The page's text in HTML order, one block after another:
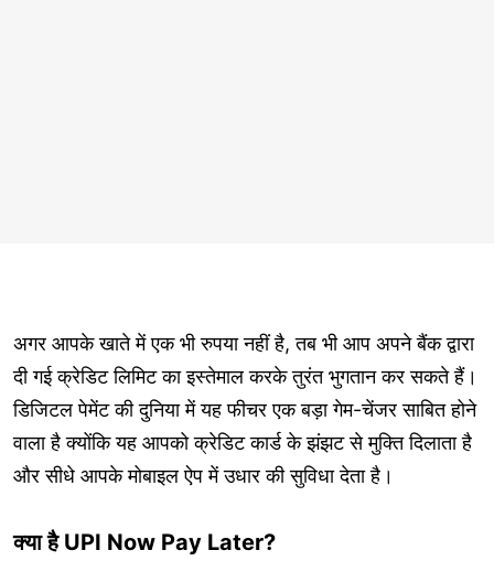
अगर आपके खाते में एक भी रुपया नहीं है, तब भी आप अपने बैंक द्वारा
दी गई क्रेडिट लिमिट का इस्तेमाल करके तुरंत भुगतान कर सकते हैं।
डिजिटल पेमेंट की दुनिया में यह फीचर एक बड़ा गेम-चेंजर साबित होने
वाला है क्योंकि यह आपको क्रेडिट कार्ड के झंझट से मुक्ति दिलाता है
और सीधे आपके मोबाइल ऐप में उधार की सुविधा देता है।
क्या है UPI Now Pay Later?